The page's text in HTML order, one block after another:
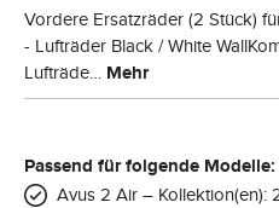
Vordere Ersatzräder (2 Stück)
- Lufträder Black / White
Lufträde… Mehr
Passend für folgende Modelle:
Avus 2 Air – Kollektion(en):